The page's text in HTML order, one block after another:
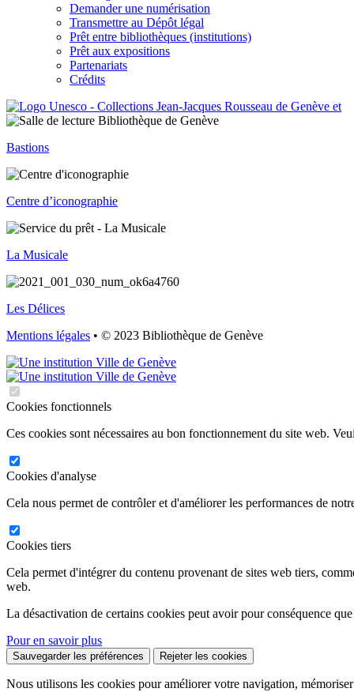
Demander une numérisation
Transmettre au Dépôt légal
Prêt entre bibliothèques (institutions)
Prêt aux expositions
Partenariats
Crédits
Bastions
Centre d’iconographie
La Musicale
Les Délices
Mentions légales • © 2023 Bibliothèque de Genève
Cookies fonctionnels
Ces cookies sont nécessaires au bon fonctionnement du site web.
Cookies d'analyse
Cela nous permet de contrôler et d'améliorer les performances de
Cookies tiers
Cela permet d'intégrer du contenu provenant de sites web tiers,
web.
La désactivation de certains cookies peut avoir pour conséquence
Pour en savoir plus
Sauvegarder les préférences Rejeter les cookies
Nous utilisons les cookies pour améliorer votre navigation,